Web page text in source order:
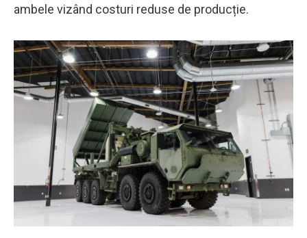
ambele vizând costuri reduse de producție.